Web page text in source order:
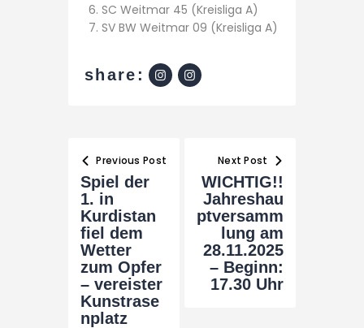
SC Weitmar 45 (Kreisliga A)
SV BW Weitmar 09 (Kreisliga A)
share:
Beitragsnavigation
Previous Post
Spiel der
1. in
Kurdistan
fiel dem
Wetter
zum Opfer
– vereister
Kunstrase
nplatz
Next Post
WICHTIG!!
Jahreshau
ptversamm
lung am
28.11.2025
– Beginn:
17.30 Uhr